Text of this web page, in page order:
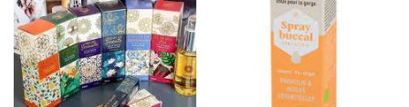
Contact
Rejoignez-